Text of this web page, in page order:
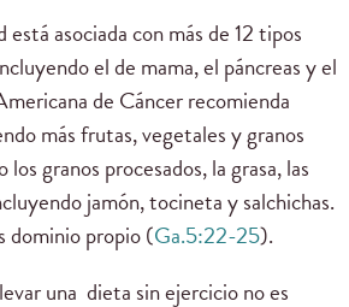
asociada con más de 12 tipos
el de mama, el páncreas y el
de Cáncer recomienda
más frutas, vegetales y granos
granos procesados, la grasa, las
jamón, tocineta y salchichas.
dominio propio (Ga.5:22-25).
una dieta sin ejercicio no es